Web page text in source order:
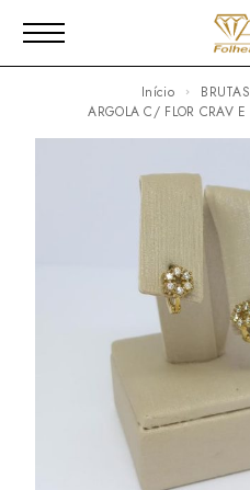
Início BRUTAS
ARGOLA C/ FLOR CRAV